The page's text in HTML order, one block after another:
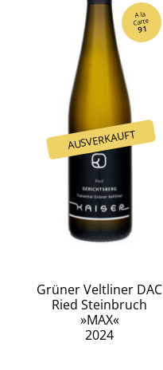
A la
Carte
91
Grüner Veltliner DAC
Ried Steinbruch
»MAX«
2024